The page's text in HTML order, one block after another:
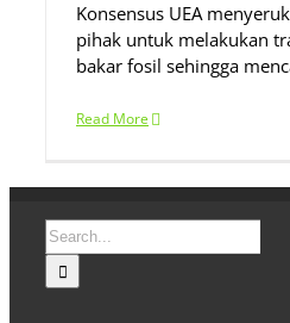
Konsensus UEA
pihak untuk melakukan
bakar fosil sehingga
Read More
Search
for: